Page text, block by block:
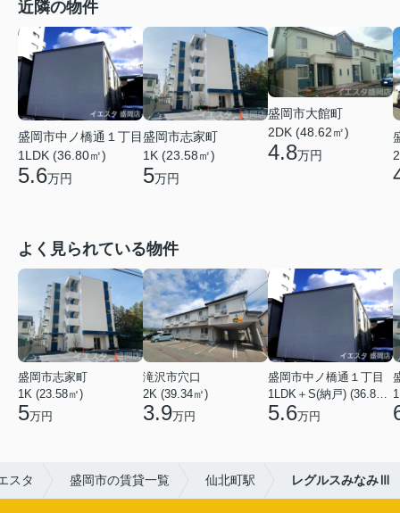
近隣の物件
盛岡市中ノ橋通１丁目
1LDK (36.80㎡)
5.6万円
盛岡市志家町
1K (23.58㎡)
5万円
盛岡市大館町
2DK (48.62㎡)
4.8万円
よく見られている物件
盛岡市志家町
1K (23.58㎡)
5万円
滝沢市穴口
2K (39.34㎡)
3.9万円
盛岡市中ノ橋通１丁目
1LDK＋S(納戸) (36.80㎡)
5.6万円
スタ 盛岡市の賃貸一覧 仙北町駅 レグルスみなみⅢ